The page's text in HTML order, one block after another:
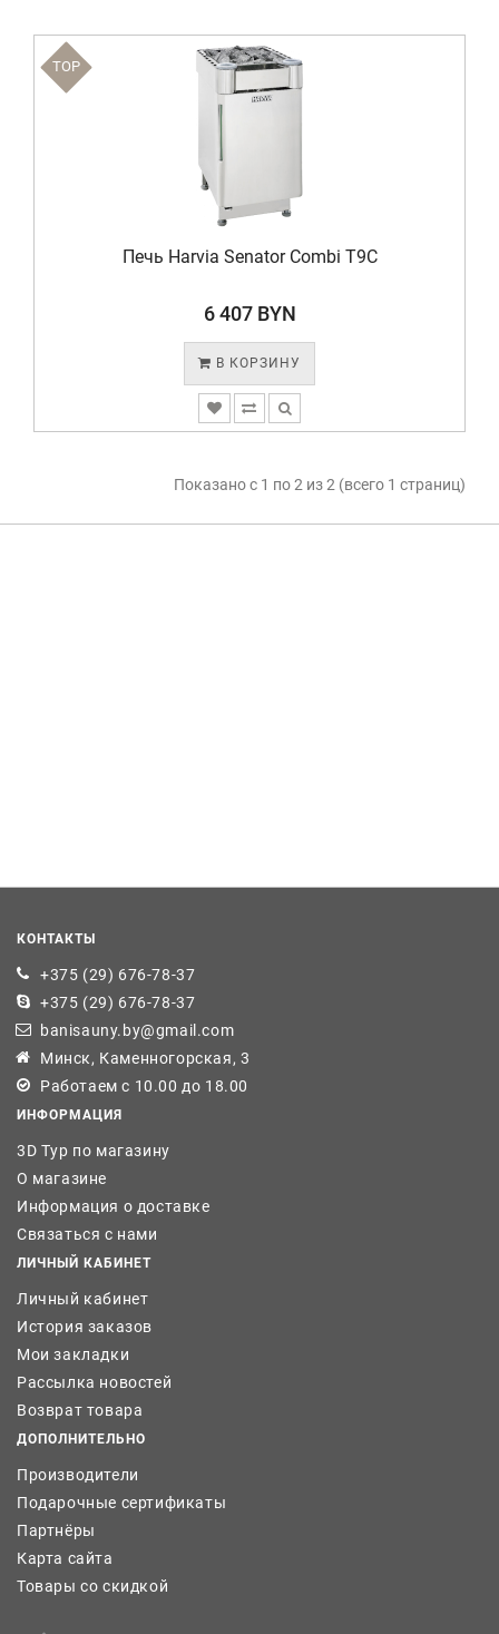
TOP
Печь Harvia Senator Combi T9C
6 407 BYN
В КОРЗИНУ
Показано с 1 по 2 из 2 (всего 1 страниц)
КОНТАКТЫ
+375 (29) 676-78-37
+375 (29) 676-78-37
banisauny.by@gmail.com
Минск, Каменногорская, 3
Работаем с 10.00 до 18.00
ИНФОРМАЦИЯ
3D Тур по магазину
О магазине
Информация о доставке
Связаться с нами
ЛИЧНЫЙ КАБИНЕТ
Личный кабинет
История заказов
Мои закладки
Рассылка новостей
Возврат товара
ДОПОЛНИТЕЛЬНО
Производители
Подарочные сертификаты
Партнёры
Карта сайта
Товары со скидкой